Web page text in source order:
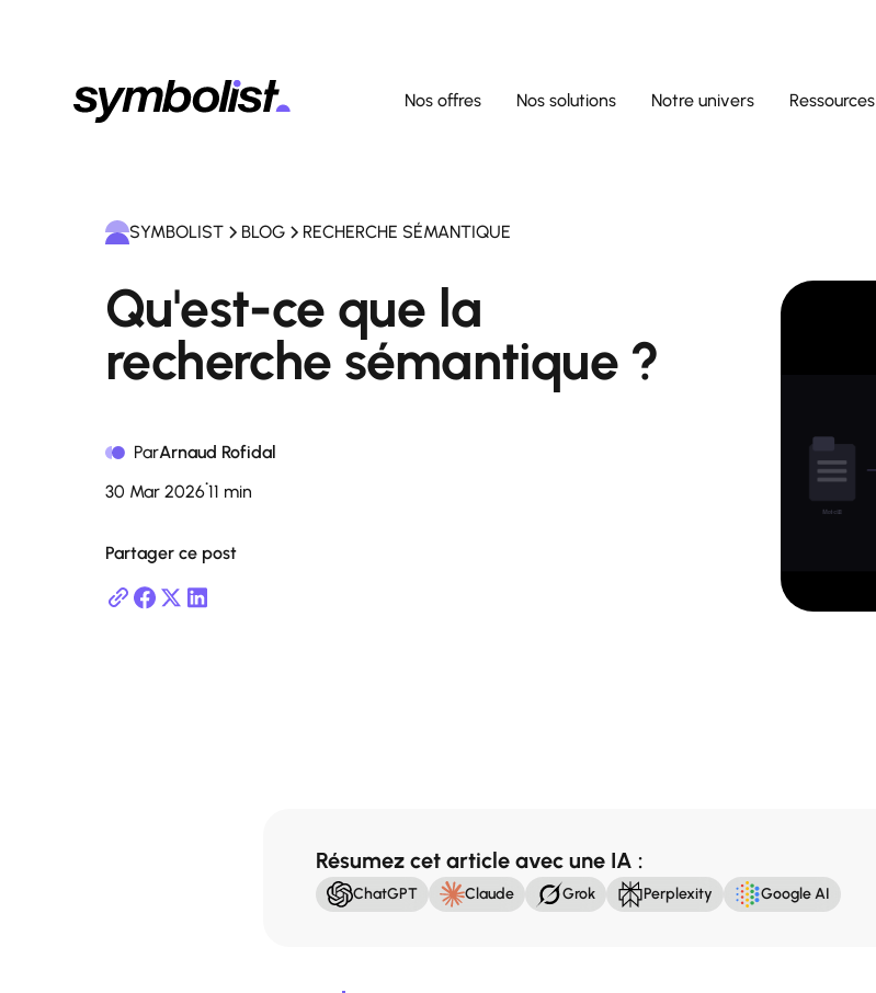
Nos offres Nos solutions Notre univers Ressources
SYMBOLIST BLOG RECHERCHE SÉMANTIQUE
Qu'est-ce que la
recherche sémantique ?
ParArnaud Rofidal
30 Mar 2026•11 min
Partager ce post
Résumez cet article avec une IA :
ChatGPT Claude Grok Perplexity Google AI